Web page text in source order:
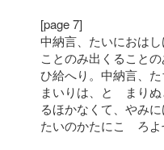
[page 7]
中納言、たいにおは
ことのみ出くること
ひ給へり。中納言、
まいりは、とゝまり
るほかなくて、やみ
たいのかたにこゝろ